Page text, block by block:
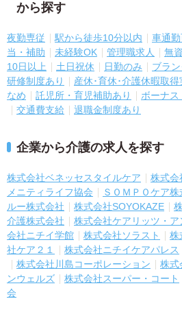
から探す
夜勤専従 駅から徒歩10分以内 車通
当・補助
未経験OK 管理職求人 無
10日以上
土日祝休 日勤のみ ブラ
研修制度あり
産休･育休･介護休暇取得
なめ
託児所・育児補助あり ボーナス
交通費支給
退職金制度あり
企業から介護の求人を探す
株式会社ベネッセスタイルケア 株式会
メニティライフ協会
ＳＯＭＰＯケア株
ルー株式会社
株式会社SOYOKAZE
介護株式会社
株式会社ケアリッツ・
会社ニチイ学館
株式会社ソラスト 株
社ケア２１
株式会社ニチイケアパレス
株式会社川島コーポレーション
株式
ンウェルズ
株式会社スーパー・コート
会